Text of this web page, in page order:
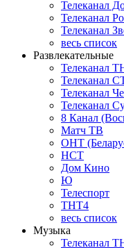
Телеканал
Телеканал
Телеканал
весь список
Развлекательные
Телеканал
Телеканал
Телеканал Че
Телеканал
8 Канал
Матч ТВ
ОНТ
НСТ
Дом Кино
Ю
Телеспорт
ТНТ4
весь список
Музыка
Телеканал